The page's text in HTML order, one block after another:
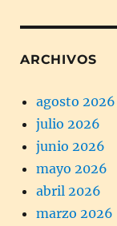
ARCHIVOS
agosto 2026
julio 2026
junio 2026
mayo 2026
abril 2026
marzo 2026